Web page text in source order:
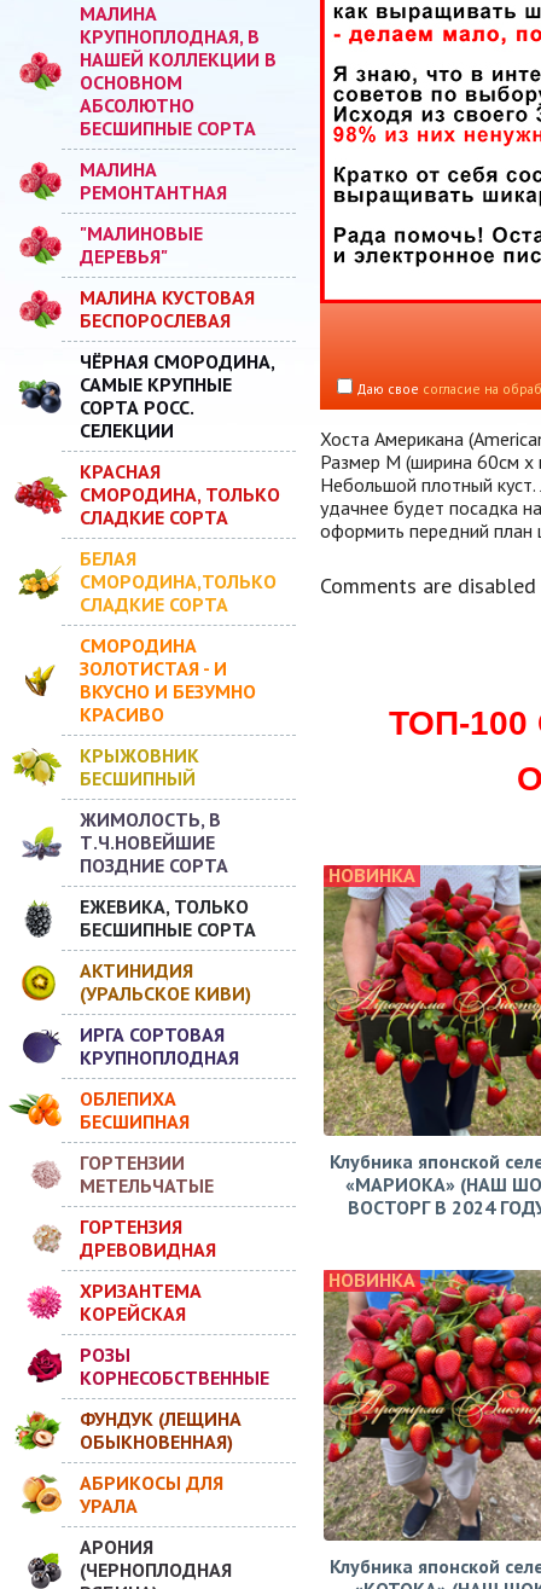
МАЛИНА
КРУПНОПЛОДНАЯ, В
НАШЕЙ КОЛЛЕКЦИИ В
ОСНОВНОМ
АБСОЛЮТНО
БЕСШИПНЫЕ СОРТА
МАЛИНА
РЕМОНТАНТНАЯ
"МАЛИНОВЫЕ
ДЕРЕВЬЯ"
МАЛИНА КУСТОВАЯ
БЕСПОРОСЛЕВАЯ
ЧЁРНАЯ СМОРОДИНА,
САМЫЕ КРУПНЫЕ
СОРТА РОСС.
СЕЛЕКЦИИ
КРАСНАЯ
СМОРОДИНА, ТОЛЬКО
СЛАДКИЕ СОРТА
БЕЛАЯ
СМОРОДИНА,ТОЛЬКО
СЛАДКИЕ СОРТА
СМОРОДИНА
ЗОЛОТИСТАЯ - И
ВКУСНО И БЕЗУМНО
КРАСИВО
КРЫЖОВНИК
БЕСШИПНЫЙ
ЖИМОЛОСТЬ, В
Т.Ч.НОВЕЙШИЕ
ПОЗДНИЕ СОРТА
ЕЖЕВИКА, ТОЛЬКО
БЕСШИПНЫЕ СОРТА
АКТИНИДИЯ
(УРАЛЬСКОЕ КИВИ)
ИРГА СОРТОВАЯ
КРУПНОПЛОДНАЯ
ОБЛЕПИХА
БЕСШИПНАЯ
ГОРТЕНЗИИ
МЕТЕЛЬЧАТЫЕ
ГОРТЕНЗИЯ
ДРЕВОВИДНАЯ
ХРИЗАНТЕМА
КОРЕЙСКАЯ
РОЗЫ
КОРНЕСОБСТВЕННЫЕ
ФУНДУК (ЛЕЩИНА
ОБЫКНОВЕННАЯ)
АБРИКОСЫ ДЛЯ
УРАЛА
АРОНИЯ
(ЧЕРНОПЛОДНАЯ
Даю свое согласие на
Хоста Американа
Размер М (ширина 60см х
Небольшой плотный
удачнее будет посадка
оформить передний план
Comments are disabled
ТОП-
НОВИНКА
Клубника японской
«МАРИОКА» (НАШ
ВОСТОРГ В 2024
НОВИНКА
Клубника японской